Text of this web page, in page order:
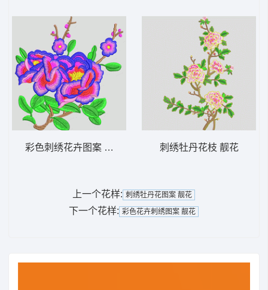
彩色刺绣花卉图案 靓花 刺绣牡丹花枝 靓花
上一个花样: 刺绣牡丹花图案 靓花
下一个花样: 彩色花卉刺绣图案 靓花